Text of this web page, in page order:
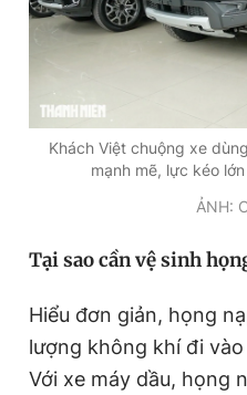
Tổng biên tập: Nguyễn Ngọc
Phó tổng biên tập thường
Phó tổng biên tập: Lâm Hiếu
Tổng thư ký tòa soạn: Đức Trung
Giấy phép xuất bản số 110/
© 2003-2026 Bản quyền thuộc
bản. Phát triển bởi ePi
Khách Việt chuộng xe
mạnh mẽ, lực kéo
ẢNH:
Tại sao cần vệ sinh
Hiểu đơn giản, họng
lượng không khí đi
Với xe máy dầu, họng